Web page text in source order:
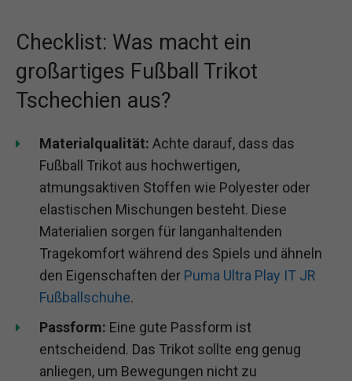
Checklist: Was macht ein
großartiges Fußball Trikot
Tschechien aus?
Materialqualität: Achte darauf, dass das
Fußball Trikot aus hochwertigen,
atmungsaktiven Stoffen wie Polyester oder
elastischen Mischungen besteht. Diese
Materialien sorgen für langanhaltenden
Tragekomfort während des Spiels und ähneln
den Eigenschaften der Puma Ultra Play IT JR
Fußballschuhe.
Passform: Eine gute Passform ist
entscheidend. Das Trikot sollte eng genug
anliegen, um Bewegungen nicht zu